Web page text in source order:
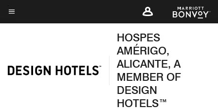
Skip
toTexto del menú
HOSPES
AMÉRIGO,
ALICANTE, A
MEMBER OF
DESIGN
HOTELS™